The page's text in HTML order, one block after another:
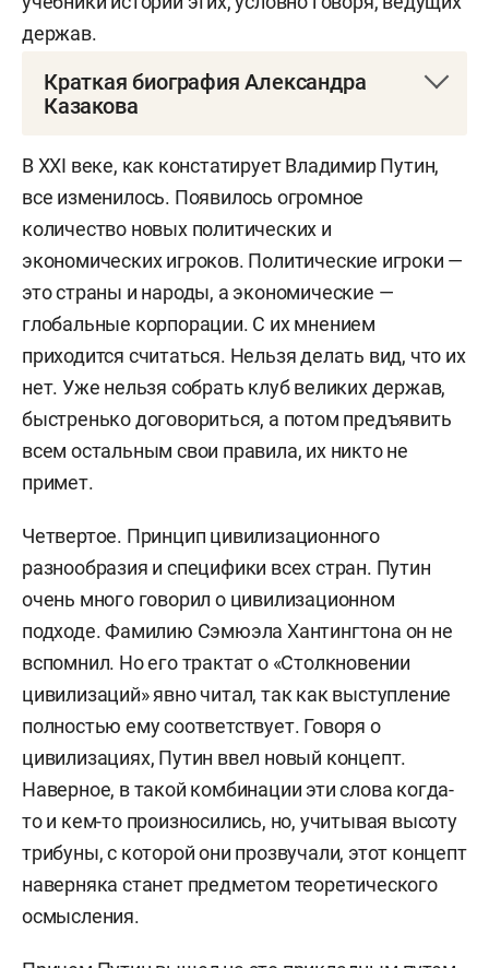
держав.
Краткая биография Александра
Казакова
философ, сопредседатель Клуба народного
Александра
Родился 6 декабря 1965 года в Риге.
Трудовую карьеру начал на заводе. Учился в
МГУ им. Ломоносова на философском
факультете, но не окончил вуз.
Во время учебы начал карьеру журналиста,
сотрудничал с изданиями «Гласность», «Выбор» и
«Христианский информационный вестник»,
распространял самиздат, из-за чего имел
неприятности по линии КГБ, но без последствий.
Затем переехал в Ригу и основал христианские
курсы, где читали лекции известные рижские
православные священники, а также сам
основатель. В 2001 году, будучи «негражданином
ЛР», Казаков принял российское гражданство и
оформил вид на жительство в Латвии. Работал
на ТВ Латвии в программе «Будни», сотрудничал
с изданиями России и Украины,
информационным агентством Regnum. В Латвии
активно занимался общественной
ВXXI веке, как констатирует Владимир Путин,
все изменилось. Появилось огромное
количество новых политических и
экономических игроков. Политические игроки —
это страны и народы, а экономические —
глобальные корпорации. С их мнением
приходится считаться. Нельзя делать вид, что их
нет. Уже нельзя собрать клуб великих держав,
быстренько договориться, а потом предъявить
всем остальным свои правила, их никто не
примет.
Четвертое. Принцип цивилизационного
разнообразия и специфики всех стран. Путин
очень много говорил о цивилизационном
подходе. Фамилию Сэмюэла Хантингтона он не
вспомнил. Но его трактат о «Столкновении
цивилизаций» явно читал, так как выступление
полностью ему соответствует. Говоря о
цивилизациях, Путин ввел новый концепт.
Наверное, в такой комбинации эти слова когда-
то и кем-то произносились, но, учитывая высоту
трибуны, с которой они прозвучали, этот концепт
наверняка станет предметом теоретического
осмысления.